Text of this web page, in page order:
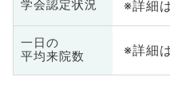
学会認定状況 ※詳細
一日の
平均来院数
※詳細